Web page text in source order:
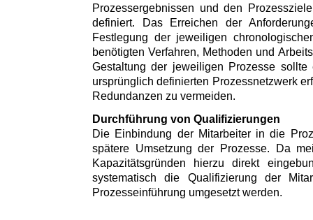
Prozessergebnissen und den
definiert. Das Erreichen der
Festlegung der jeweiligen
benötigten Verfahren, Methoden und
Gestaltung der jeweiligen Prozesse
ursprünglich definierten Prozessnetzwerk
Redundanzen zu vermeiden.
Durchführung von Qualifizierungen
Die Einbindung der Mitarbeiter in die
spätere Umsetzung der Prozesse. Da
Kapazitätsgründen hierzu direkt
systematisch die Qualifizierung der
Prozesseinführung umgesetzt werden.